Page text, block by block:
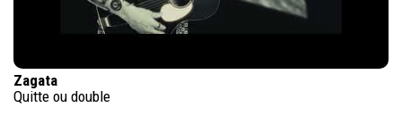
Zagata
Quitte ou double